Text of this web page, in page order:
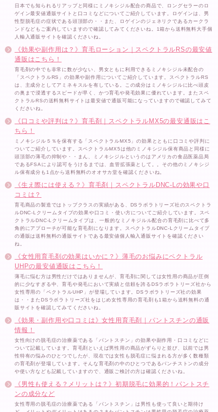
日本でも知られるリアップと同様にミノキシジル配合の商品で、ロングセラーのロ
ゲイン最安値通販サイトと口コミなどについてご紹介しています。ロゲインは、男
性型脱毛症の症状である頭頂部の・・また、ロゲインのジェネリクであるカークラ
ンドなどもご案内していますので確認してみてくださいね。1箱から送料無料大手個
人輸入通販サイトを確認くださいね。
《効果や副作用は？》育毛ローション｜スペクトラルRSの最安値
通販はこちら！
育毛剤の中でも非常に数が少ない、男女ともに利用できるミノキシジル未配合の
「スペクトラルRS」の効果や副作用についてご紹介しています。スペクトラルRS
は、主成分としてアミネキスルを有している。この成分はミノキシジルに比べ頭皮
の奥まで浸透するスピードが早く、かつ育毛や発毛効果に優れています。またスペ
クトラルRSの送料無料サイトは最安値で通販可能になっていますので確認してみて
くださいね。
《口コミや評判は？》育毛剤｜スペクトラルMX5の最安通販はこ
ちら！
ミノキシジル５％を保有する「スペクトラルMX5」の効果とともに口コミや評判に
ついてご紹介しています。スペクトラルMX5は他のミノキシジル保有商品と同様に
頭頂部の薄毛の抑制や・・まん、ミノキシジルというのはアメリカの食品医薬品局
であるFSAにより認可をうけるまでは、血管拡張薬として。。その他のミノキシジ
ル保有成分も1点から送料無料のオオサカ堂を確認くださいね。
《生え際には使える？》育毛剤｜スペクトラルDNC-Lの効果や口
コミは？
育毛商品の製造ではトップクラスの実績がある、DSラボラトリーズ社のスペクトラ
ルDNC-Lクリームタイプの効果や口コミ・使い方についてご紹介しています。スペ
クトラルDNC-Lクリームタイプは、一般的なミノキジルル配合の育毛剤に比べて多
角的にアプローチが可能な育毛剤になります。スペクトラルDNC-Lクリームタイプ
の通販は送料無料の通販サイトである最安値個人輸入通販サイトを確認ください
ね。
《女性用育毛剤の効果はいかに？》薄毛のお悩みにペクトラル
UHPの最安値通販はこちら！
薄毛に悩む方は男性だけではありませんが、育毛剤に関しては女性用の商品が圧倒
的に少なすぎる中、育毛や発毛において実績と信頼を誇るDSラボラトリーズ社から
女性専用の「ペクトラルUHP」が登場しています。DSラボラトリーズ社の効果
は・・またDSラボラトリーズ社をはじめ女性専用の育毛剤も1箱から送料無料の通
販サイトを確認してみてくださいね。
《効果・副作用や口コミは》女性用育毛剤｜パントスチンの通販
情報！
女性向けの脱毛症の治療薬である「パントスチン」の効果や副作用・口コミなどに
ついて記載しています。育毛剤といえば男性用の商品がずらりと並び、以前では男
性特有の悩みのひとつでしたが、現在では女性も脱毛症に悩まれる方が多く数種類
の育毛剤が登場しています。そんな育毛剤の中のひとつであるパンチストンの成分
や使い方なども記載していますので、通販ご検討の方は確認くださいね。
《男性も使える？メリットは？》初期脱毛に効果的！パントスチ
ンの成分など
女性専用の脱毛症の治療薬である「パントスチン」は男性も使って良いと期待け